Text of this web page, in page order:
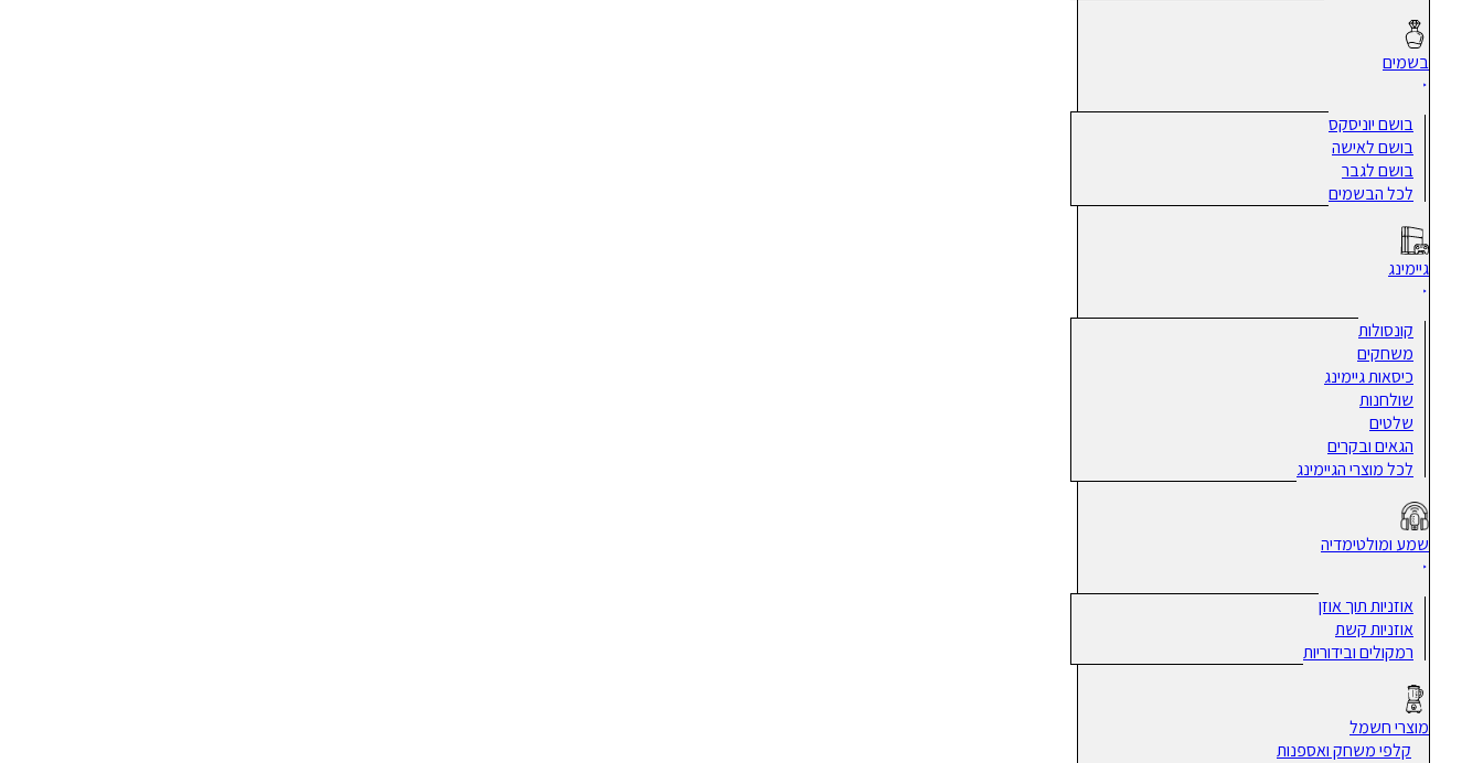
בשמים
בושם יוניסקס
בושם לאישה
בושם לגבר
לכל הבשמים
גיימינג
קונסולות
משחקים
כיסאות גיימינג
שולחנות
שלטים
הגאים ובקרים
לכל מוצרי הגיימינג
שמע ומולטימדיה
אוזניות תוך אוזן
אוזניות קשת
רמקולים ובידוריות
מוצרי חשמל
קלפי משחק ואספנות